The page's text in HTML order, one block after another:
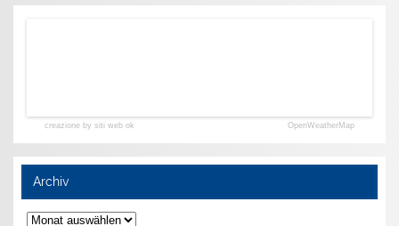
creazione by siti web ok OpenWeatherMap
Archiv
Archiv